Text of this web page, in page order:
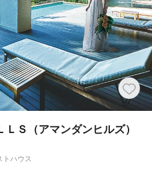
ＬＳ（アマンダンヒルズ）
トハウス